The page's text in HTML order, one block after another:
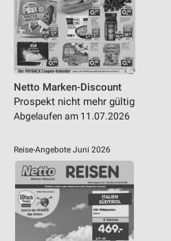
Netto Marken-Discount
Prospekt nicht mehr gültig
Abgelaufen am 11.07.2026
Reise-Angebote Juni 2026